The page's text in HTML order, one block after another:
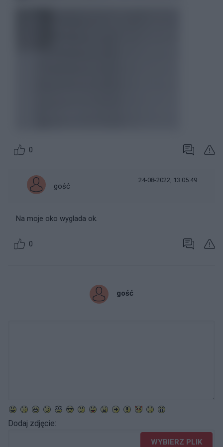
0
gość
24-08-2022, 13:05:49
Na moje oko wyglada ok.
0
gość
Dodaj zdjęcie:
WYBIERZ PLIK